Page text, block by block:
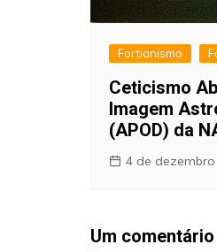
Fortianismo
Ceticismo
Imagem
(APOD) da
4 de
Um comentário